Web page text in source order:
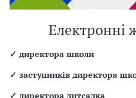
Електронні
✓ директора школи
✓ заступників директора
✓ директора дитсадка